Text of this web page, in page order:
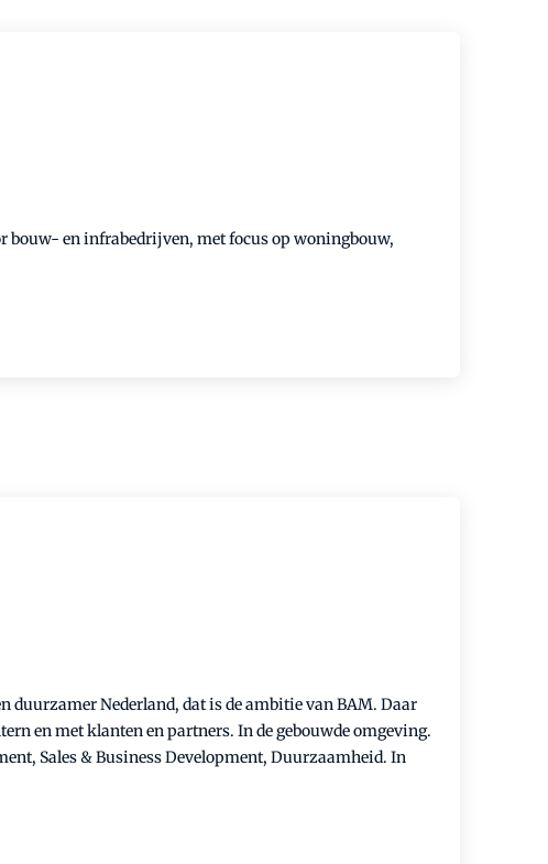
bouw- en infrabedrijven, met focus op woningbouw,
duurzamer Nederland, dat is de ambitie van BAM. Daar
en met klanten en partners. In de gebouwde omgeving.
Sales & Business Development, Duurzaamheid. In